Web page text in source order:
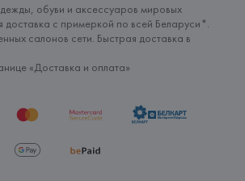
обуви и аксессуаров мировых
доставка с примеркой по всей Беларуси*.
салонов сети. Быстрая доставка в
«Доставка и оплата»